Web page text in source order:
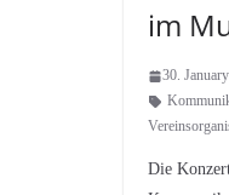
im
30.
Die